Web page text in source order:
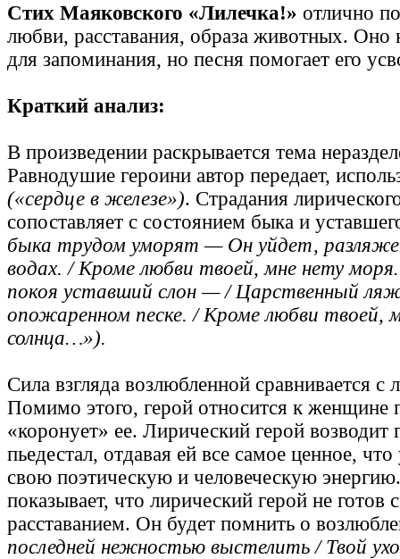
Стих Маяковского «Лилечка!» отлично
любви, расставания, образа животных. Оно
для запоминания, но песня помогает его
Краткий анализ:
В произведении раскрывается тема
Равнодушие героини автор передает,
(«сердце в железе»). Страдания
сопоставляет с состоянием быка и
быка трудом уморят — Он уйдет,
водах. / Кроме любви твоей, мне нету
покоя уставший слон — / Царственный
опожаренном песке. / Кроме любви твоей,
солнца…»).
Сила взгляда возлюбленной сравнивается с
Помимо этого, герой относится к
«коронует» ее. Лирический герой возводит
пьедестал, отдавая ей все самое ценное,
свою поэтическую и человеческую
показывает, что лирический герой не готов
расставанием. Он будет помнить о
последней нежностью выстелить / Твой